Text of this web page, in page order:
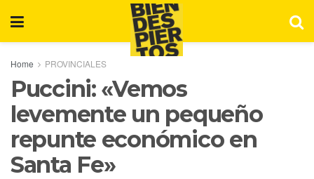
Home PROVINCIALES
Puccini: «Vemos
levemente un pequeño
repunte económico en
Santa Fe»